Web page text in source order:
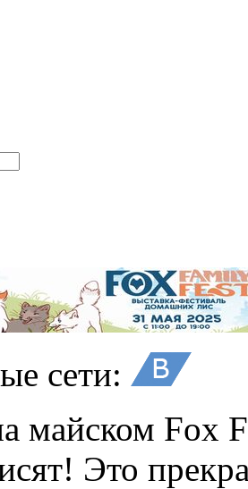
сети:
майском Fox
Это